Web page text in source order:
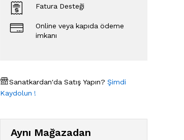
Fatura Desteği
Online veya kapıda ödeme
imkanı
Sanatkardan'da Satış Yapın? Şimdi
Kaydolun !
Aynı Mağazadan